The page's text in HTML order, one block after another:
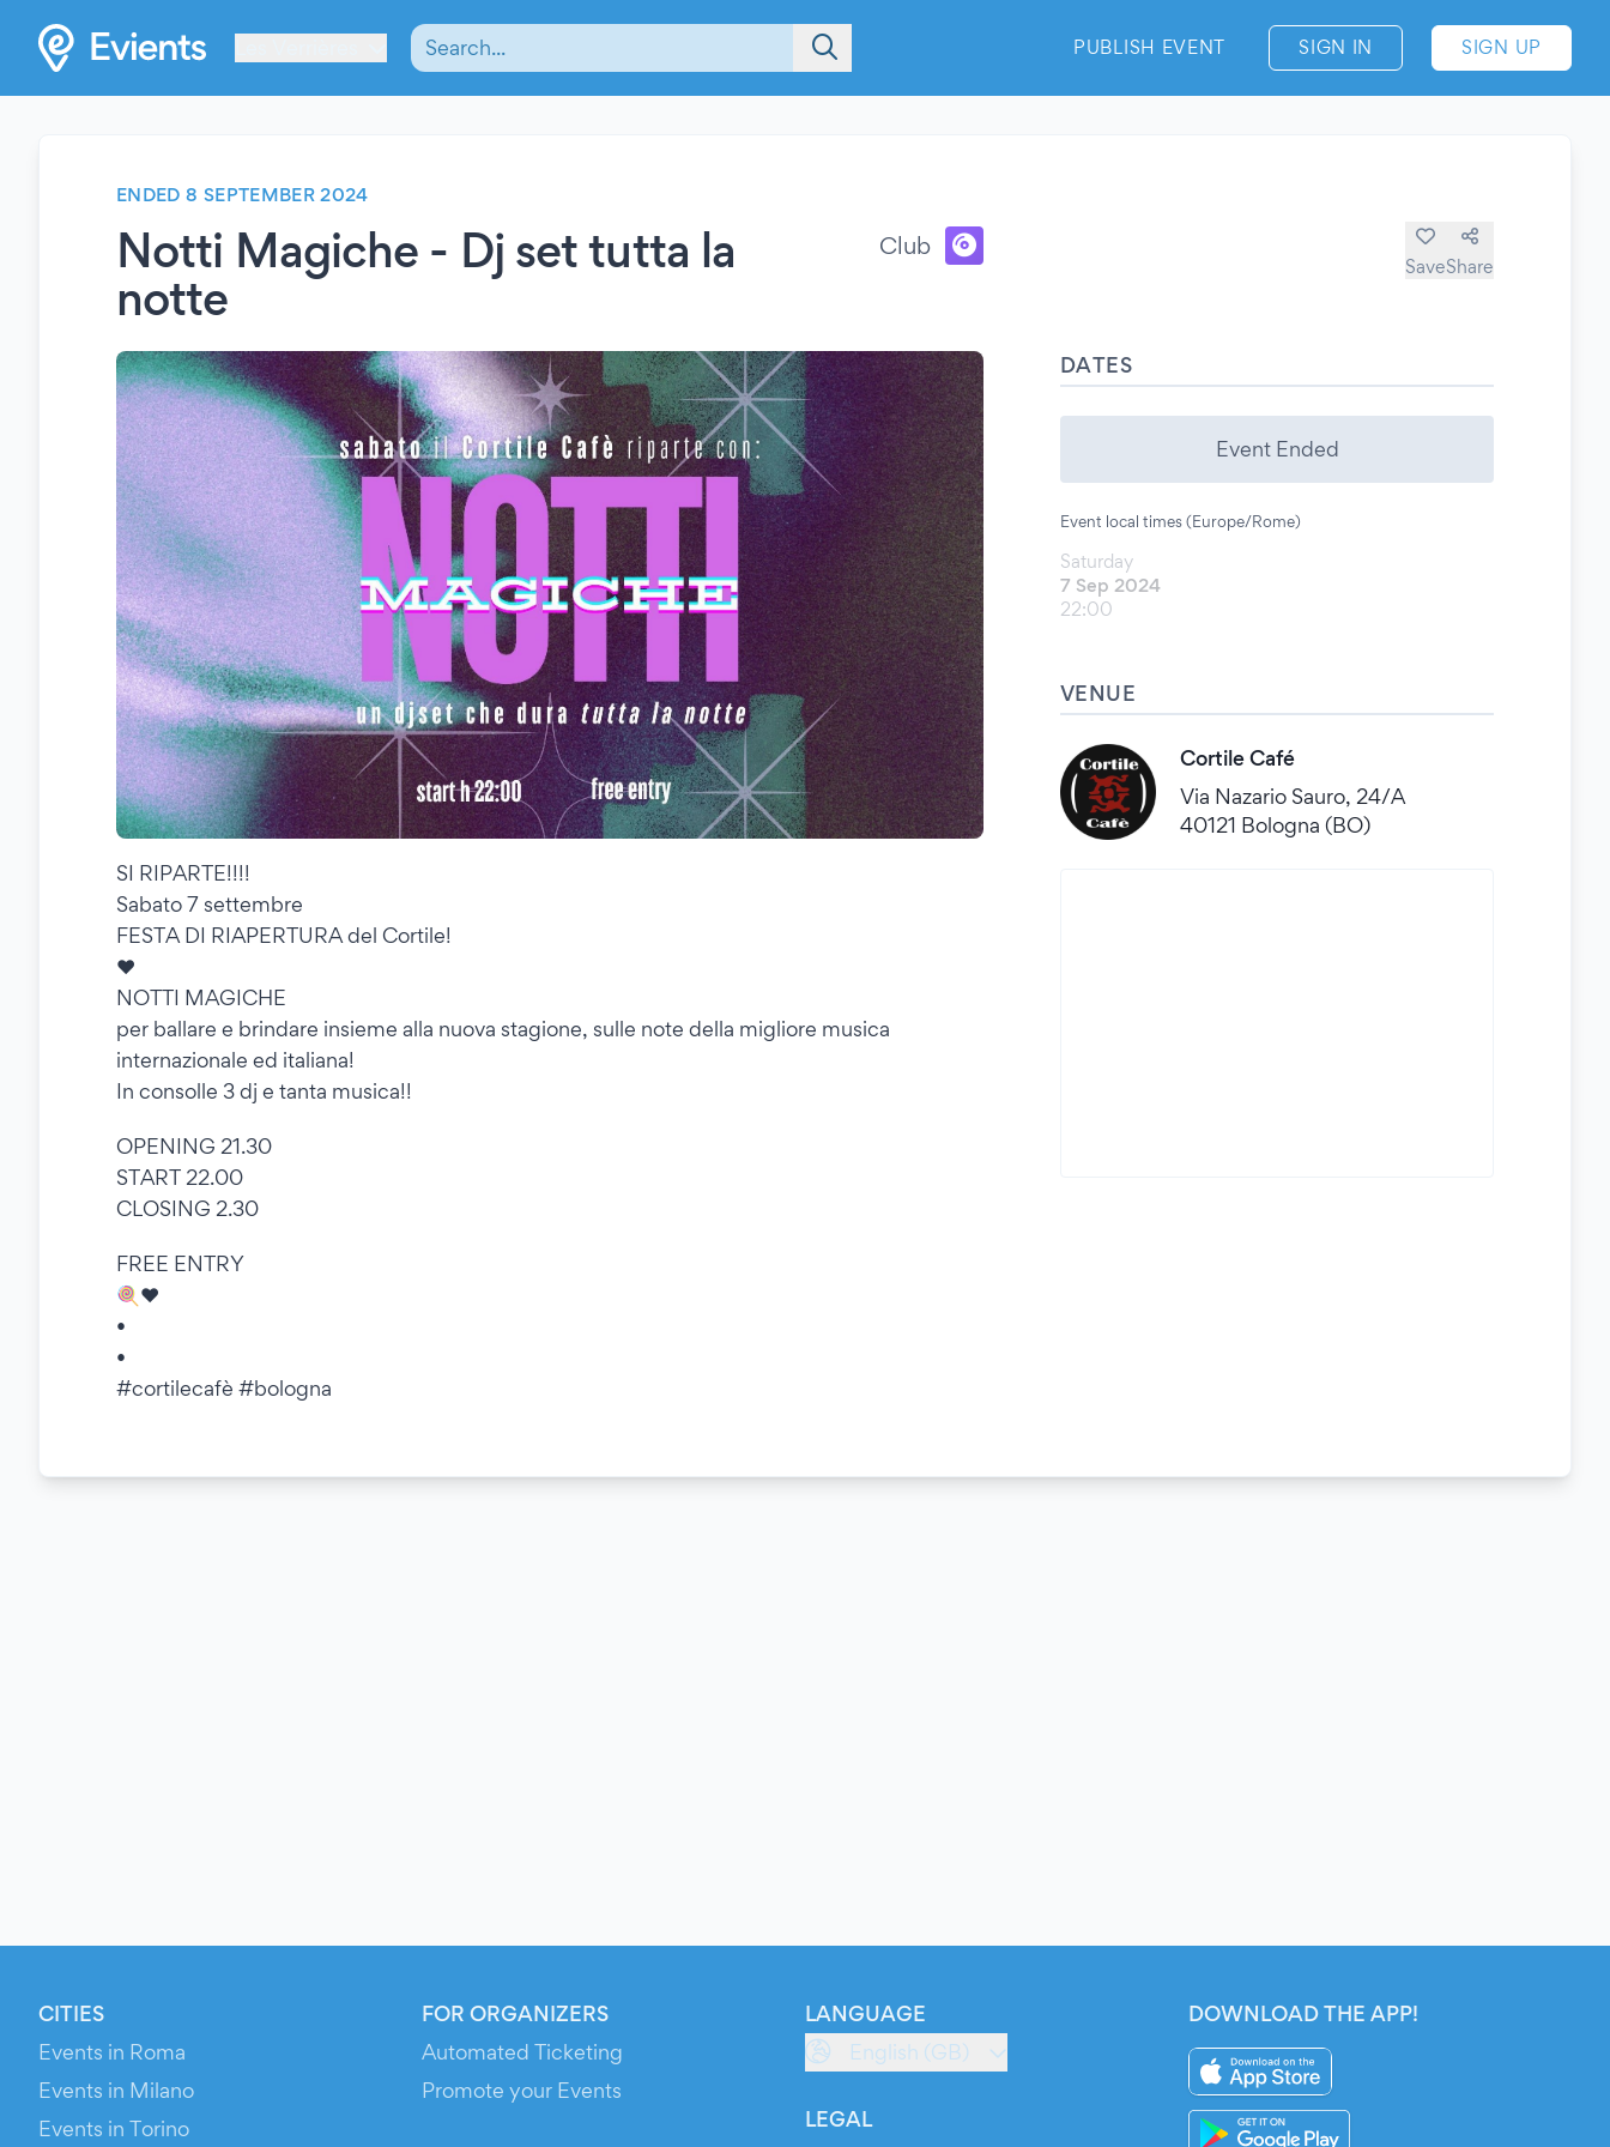
PUBLISH EVENT SIGN IN SIGN UP
ENDED 8 SEPTEMBER 2024
Notti Magiche - Dj set tutta la
notte
Club
SaveShare
SI RIPARTE!!!!
Sabato 7 settembre
FESTA DI RIAPERTURA del Cortile!
❤️
NOTTI MAGICHE
per ballare e brindare insieme alla nuova stagione, sulle note della migliore musica
internazionale ed italiana!
In consolle 3 dj e tanta musica!!
OPENING 21.30
START 22.00
CLOSING 2.30
FREE ENTRY
🍭❤️
•
•
#cortilecafè #bologna
DATES
Event Ended
Event local times (Europe/Rome)
Saturday
7 Sep 2024
22:00
VENUE
Cortile Café
Via Nazario Sauro, 24/A
40121 Bologna (BO)
CITIES
Events in Roma
Events in Milano
Events in Torino
FOR ORGANIZERS
Automated Ticketing
Promote your Events
LANGUAGE
English (GB)
LEGAL
DOWNLOAD THE APP!